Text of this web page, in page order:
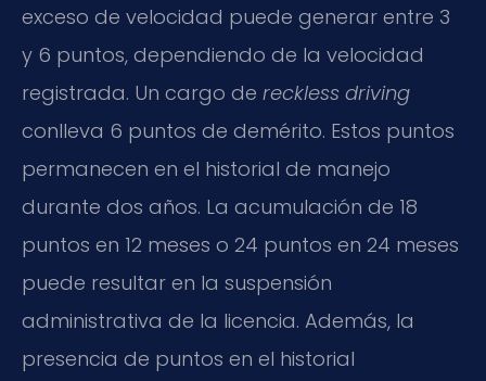
exceso de velocidad puede generar entre 3
y 6 puntos, dependiendo de la velocidad
registrada. Un cargo de reckless driving
conlleva 6 puntos de demérito. Estos puntos
permanecen en el historial de manejo
durante dos años. La acumulación de 18
puntos en 12 meses o 24 puntos en 24 meses
puede resultar en la suspensión
administrativa de la licencia. Además, la
presencia de puntos en el historial